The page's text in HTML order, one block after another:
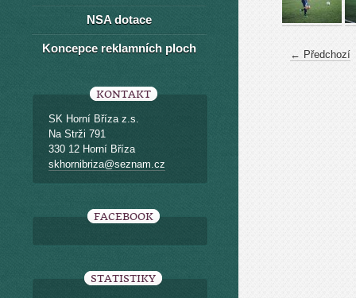
← Předchozí
NSA dotace
Koncepce reklamních ploch
KONTAKT
SK Horní Bříza z.s.
Na Strži 791
330 12 Horní Bříza
skhornibriza@seznam.cz
FACEBOOK
STATISTIKY